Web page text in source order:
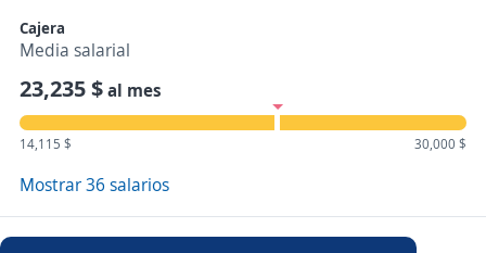
Cajera
Media salarial
23,235 $al mes
14,115 $ 30,000 $
Mostrar 36 salarios